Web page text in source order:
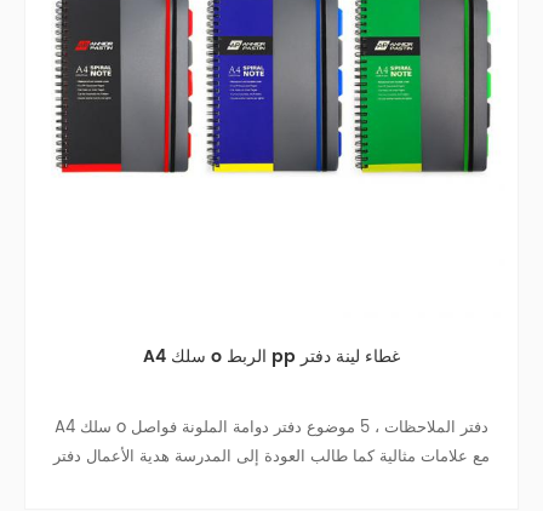
A4 سلك o الربط pp غطاء لينة دفتر
A4 سلك o دفتر الملاحظات ، 5 موضوع دفتر دوامة الملونة فواصل
مع علامات مثالية كما طالب العودة إلى المدرسة هدية الأعمال دفتر